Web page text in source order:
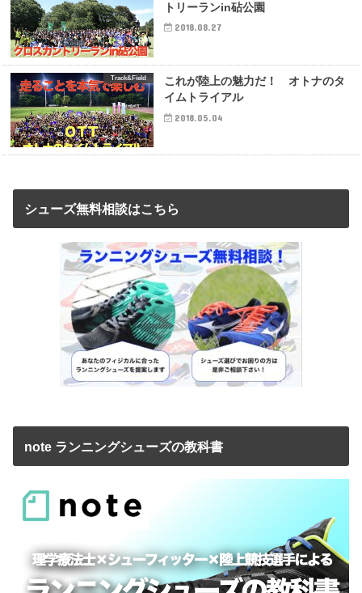
トリーランin砧公園
2018.08.27
Track&Field
これが陸上の魅力だ！ オトナのタ
イムトライアル
2018.05.04
シューズ無料相談はこちら
note ランニングシューズの教科書